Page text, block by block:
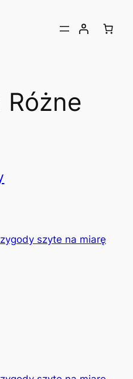
Różne
szyte na miarę